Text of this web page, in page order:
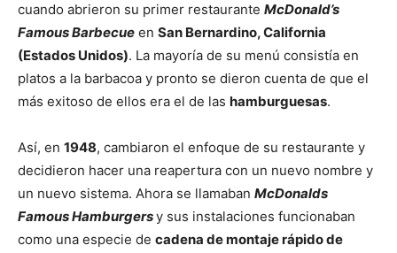
cuando abrieron su primer restaurante McDonald’s
Famous Barbecue en San Bernardino, California
(Estados Unidos). La mayoría de su menú consistía en
platos a la barbacoa y pronto se dieron cuenta de que el
más exitoso de ellos era el de las hamburguesas.
Así, en 1948, cambiaron el enfoque de su restaurante y
decidieron hacer una reapertura con un nuevo nombre y
un nuevo sistema. Ahora se llamaban McDonalds
Famous Hamburgersy sus instalaciones funcionaban
como una especie de cadena de montaje rápido de